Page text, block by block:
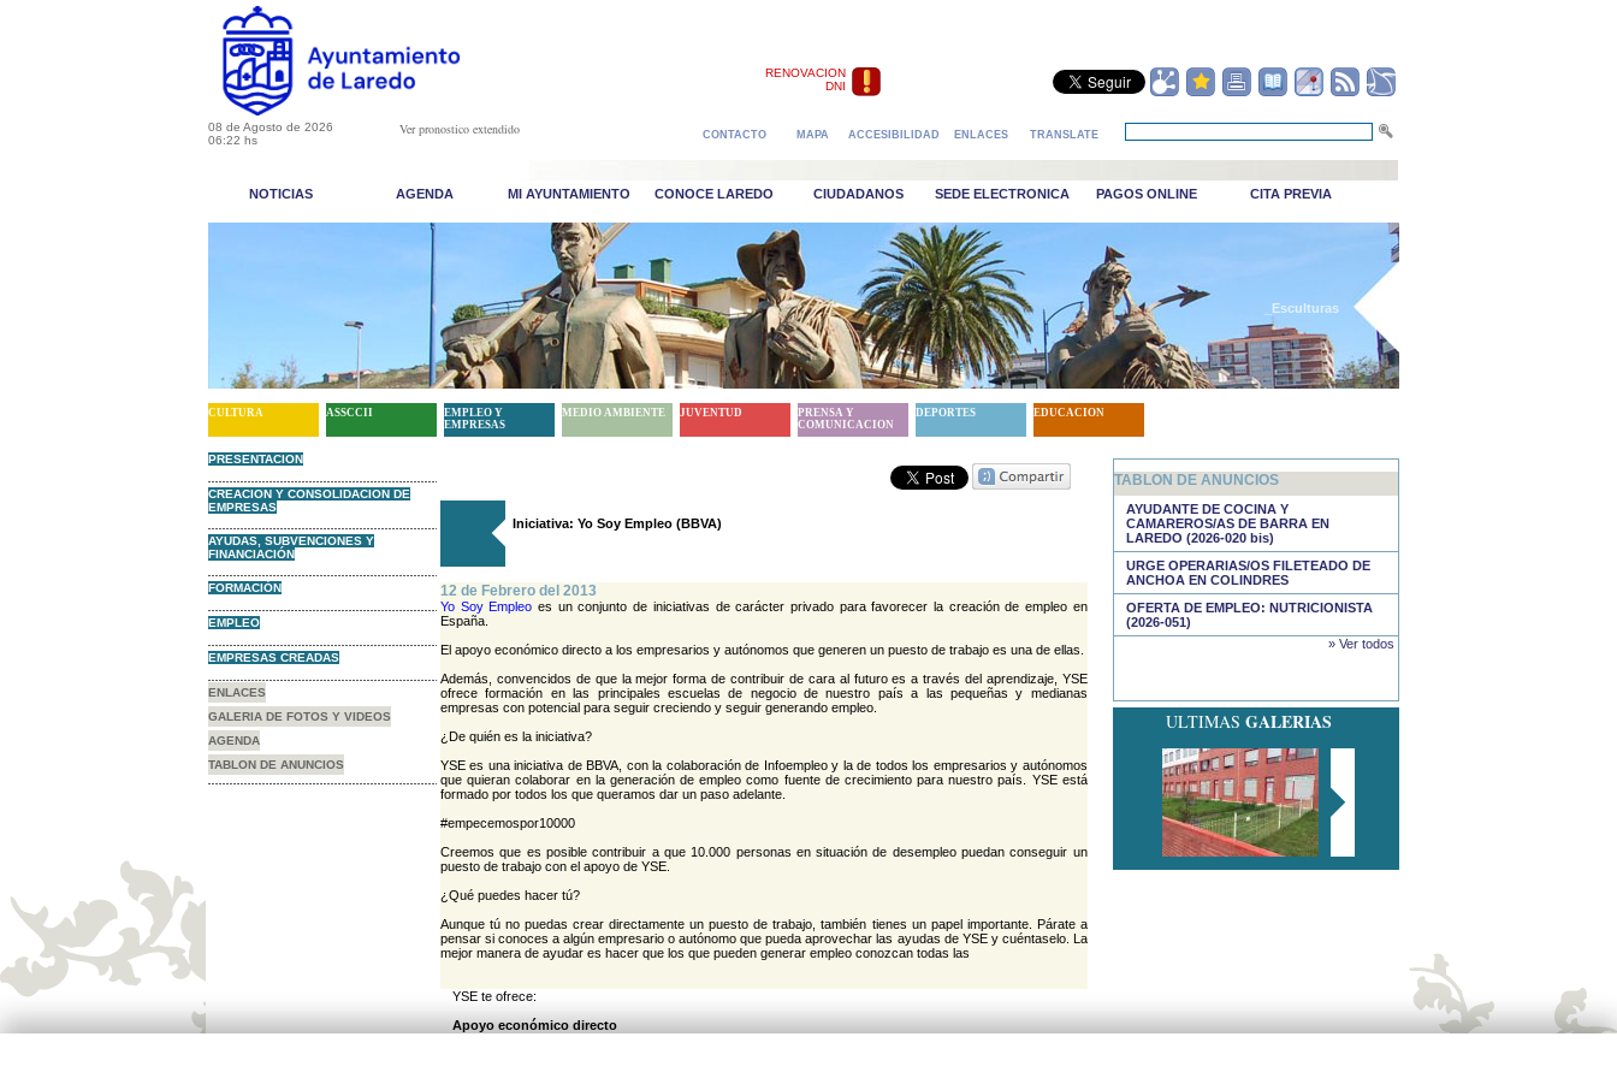
RENOVACION
DNI
08 de Agosto de 2026
06:22 hs
Ver pronostico extendido CONTACTO MAPA ACCESIBILIDAD ENLACES TRANSLATE
NOTICIAS AGENDA MI AYUNTAMIENTO CONOCE LAREDO CIUDADANOS SEDE ELECTRONICA PAGOS ONLINE CITA PREVIA
_Esculturas
CULTURA ASSCCII
EMPLEO Y
EMPRESAS
MEDIO AMBIENTE JUVENTUD
PRENSA Y
COMUNICACION
DEPORTES EDUCACION
PRESENTACION
CREACION Y CONSOLIDACION DE
EMPRESAS
AYUDAS, SUBVENCIONES Y
FINANCIACIÓN
FORMACIÓN
EMPLEO
EMPRESAS CREADAS
ENLACES
GALERIA DE FOTOS Y VIDEOS
AGENDA
TABLON DE ANUNCIOS
Iniciativa: Yo Soy Empleo (BBVA)
12 de Febrero del 2013
Yo Soy Empleoes un conjunto de iniciativas de carácter privado para favorecer la creación de empleo en
España.
El apoyo económico directo a los empresarios y autónomos que generen un puesto de trabajo es una de ellas.
Además, convencidos de que la mejor forma de contribuir de cara al futuro es a través del aprendizaje, YSE
ofrece formación en las principales escuelas de negocio de nuestro país a las pequeñas y medianas
empresas con potencial para seguir creciendo y seguir generando empleo.
¿De quién es la iniciativa?
YSE es una iniciativa de BBVA, con la colaboración de Infoempleo y la de todos los empresarios y autónomos
que quieran colaborar en la generación de empleo como fuente de crecimiento para nuestro país. YSE está
formado por todos los que queramos dar un paso adelante.
#empecemospor10000
Creemos que es posible contribuir a que 10.000 personas en situación de desempleo puedan conseguir un
puesto de trabajo con el apoyo de YSE.
¿Qué puedes hacer tú?
Aunque tú no puedas crear directamente un puesto de trabajo, también tienes un papel importante. Párate a
pensar si conoces a algún empresario o autónomo que pueda aprovechar las ayudas de YSE y cuéntaselo. La
mejor manera de ayudar es hacer que los que pueden generar empleo conozcan todas las
YSE te ofrece:
Apoyo económico directo
TABLON DE ANUNCIOS
AYUDANTE DE COCINA Y
CAMAREROS/AS DE BARRA EN
LAREDO (2026-020 bis)
URGE OPERARIAS/OS FILETEADO DE
ANCHOA EN COLINDRES
OFERTA DE EMPLEO: NUTRICIONISTA
(2026-051)
» Ver todos
ULTIMASGALERIAS